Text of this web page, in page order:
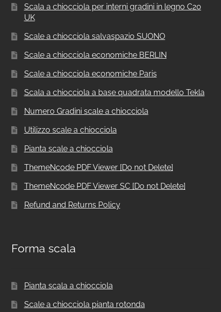
Scala a chiocciola per interni gradini in legno C20
UK
Scale a chiocciola salvaspazio SUONO
Scale a chiocciola economiche BERLIN
Scale a chiocciola economiche Paris
Scala a chiocciola a base quadrata modello Tekla
Numero Gradini scale a chiocciola
Utilizzo scale a chiocciola
Pianta scale a chiocciola
ThemeNcode PDF Viewer [Do not Delete]
ThemeNcode PDF Viewer SC [Do not Delete]
Refund and Returns Policy
Forma scala
Pianta scala a chiocciola
Scale a chiocciola pianta rotonda